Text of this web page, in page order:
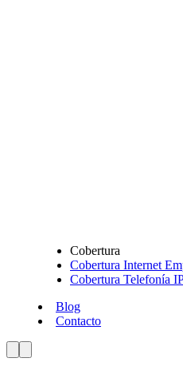
Cobertura
Cobertura Internet
Cobertura Telefonía
Blog
Contacto